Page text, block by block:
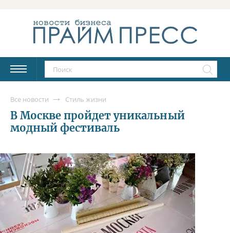
Все новости Стиль жизни
В Москве пройдет уникальный
модный фестиваль